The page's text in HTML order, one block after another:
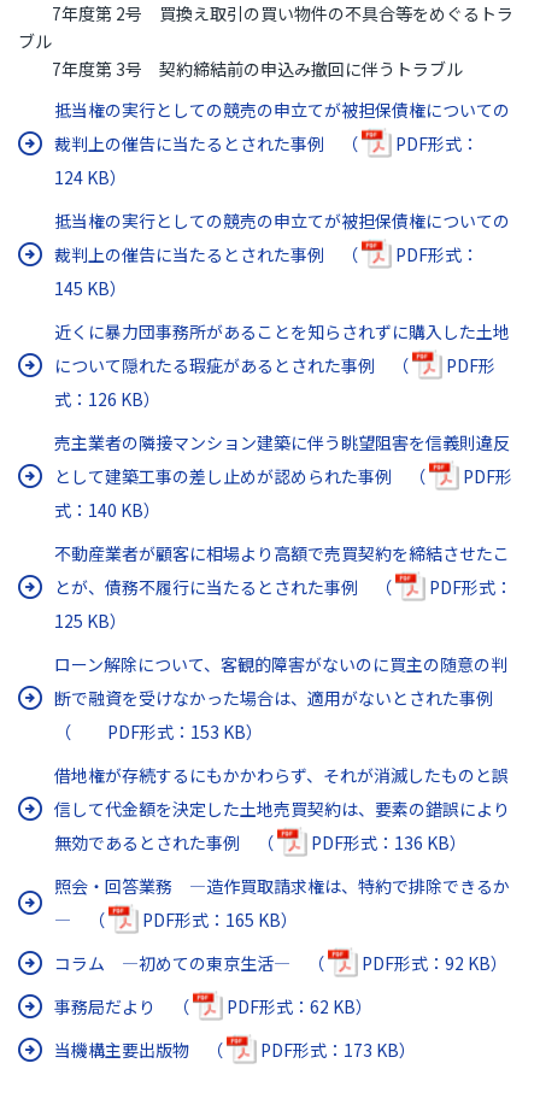
7年度第 2号 買換え取引の買い物件の不具合等をめぐるトラ
ブル
7年度第 3号 契約締結前の申込み撤回に伴うトラブル
抵当権の実行としての競売の申立てが被担保債権についての
裁判上の催告に当たるとされた事例 （
PDF形式：
124 KB）
抵当権の実行としての競売の申立てが被担保債権についての
裁判上の催告に当たるとされた事例 （
PDF形式：
145 KB）
近くに暴力団事務所があることを知らされずに購入した土地
について隠れたる瑕疵があるとされた事例 （
PDF形
式：126 KB）
売主業者の隣接マンション建築に伴う眺望阻害を信義則違反
として建築工事の差し止めが認められた事例 （
PDF形
式：140 KB）
不動産業者が顧客に相場より高額で売買契約を締結させたこ
とが、債務不履行に当たるとされた事例 （
PDF形式：
125 KB）
ローン解除について、客観的障害がないのに買主の随意の判
断で融資を受けなかった場合は、適用がないとされた事例
（
PDF形式：153 KB）
借地権が存続するにもかかわらず、それが消滅したものと誤
信して代金額を決定した土地売買契約は、要素の錯誤により
無効であるとされた事例 （
PDF形式：136 KB）
照会・回答業務 ―造作買取請求権は、特約で排除できるか
― （
PDF形式：165 KB）
コラム ―初めての東京生活― （
PDF形式：92 KB）
事務局だより （
PDF形式：62 KB）
当機構主要出版物 （
PDF形式：173 KB）